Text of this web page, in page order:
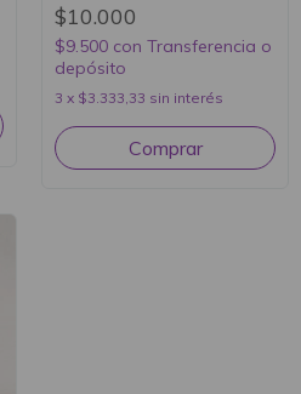
$10.000
$9.500 con Transferencia o
depósito
3 x $3.333,33 sin interés